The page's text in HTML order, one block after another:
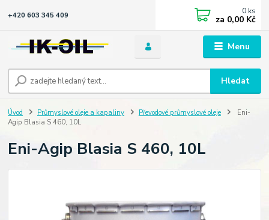
Menu
Hledat
+420 603 345 409 0 ks
za 0,00 Kč
Úvod Průmyslové oleje a kapaliny Převodové průmyslové oleje
Eni-
Agip Blasia S 460, 10L
Eni-Agip Blasia S 460, 10L